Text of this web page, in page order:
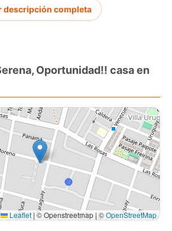
Contáctanos para más información y
descripción completa
Oportunidad!! casa en
Leaflet | © Openstreetmap | ©OpenStreetMap